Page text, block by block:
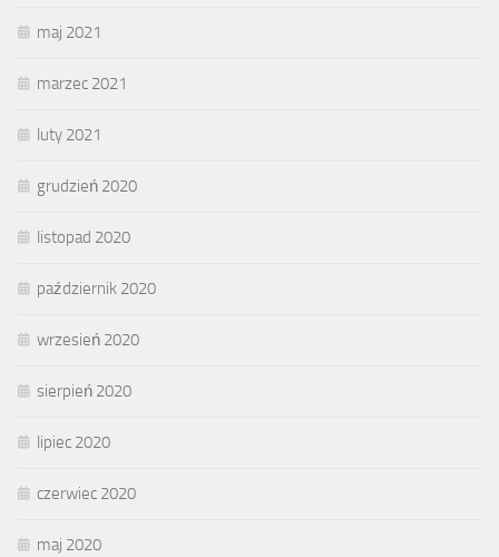
maj 2021
marzec 2021
luty 2021
grudzień 2020
listopad 2020
październik 2020
wrzesień 2020
sierpień 2020
lipiec 2020
czerwiec 2020
maj 2020